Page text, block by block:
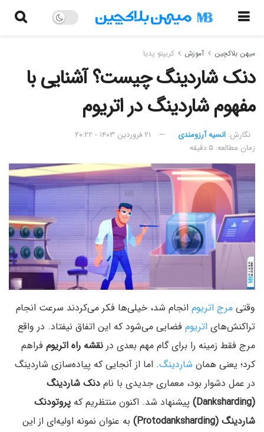
میهن بلاکچین آموزش کریپتو پدیا
دنک شاردینگ چیست؟ آشنایی با
مفهوم شاردینگ در اتریوم
نگارش:‌ انسیه آرزومندی
۲۱ فروردین ۱۴۰۳ - ۲۰:۲۲
زمان مطالعه: ۵ دقیقه
وقتی مرج اتریوم انجام شد، خیلی‌ها فکر می‌کردند سرعت انجام
تراکنش‌های اتریوم فضایی می‌شود که این اتفاق نیفتاد. در واقع
مرج فقط زمینه‌ را برای گام‌ مهم بعدی در نقشه راه اتریوم فراهم
کرد؛ یعنی همان شاردینگ. اما از آنجایی که پیاده‌سازی شاردینگ
در عمل دشوار بود، معماری جدیدی با نام دنک شاردینگ
(Danksharding)
پیشنهاد شد. اکنون منتظریم که پروتودنک
شاردینگ (Protodanksharding)
به عنوان نمونه اولیه‌ای از این